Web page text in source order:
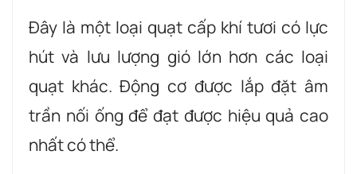
Đây là một loại quạt cấp khí tươi có lực
hút và lưu lượng gió lớn hơn các loại
quạt khác. Động cơ được lắp đặt âm
trần nối ống để đạt được hiệu quả cao
nhất có thể.